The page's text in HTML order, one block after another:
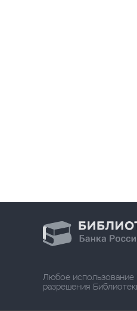
Любое использование
разрешения